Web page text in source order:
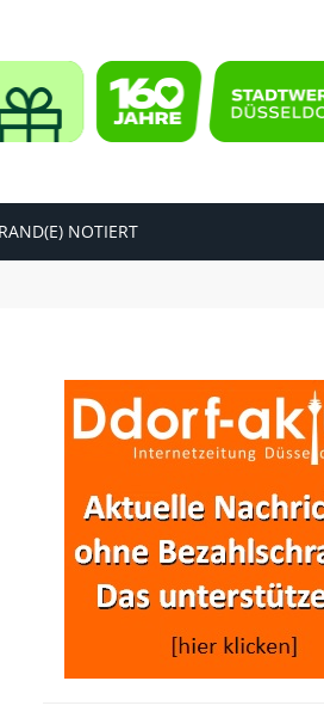
NOTIERT